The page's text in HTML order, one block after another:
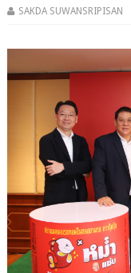
SAKDA SUWANSRIPISAN